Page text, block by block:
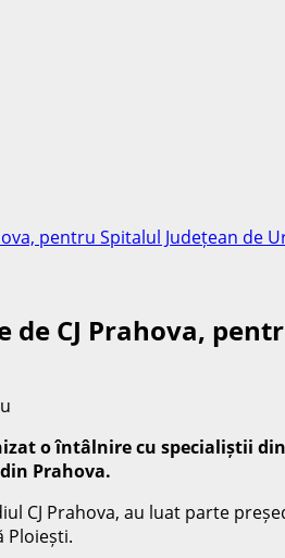
pentru Spitalul Județean de
CJ Prahova,
o întâlnire cu specialiștii
Prahova.
CJ Prahova, au luat parte
Ploiești.